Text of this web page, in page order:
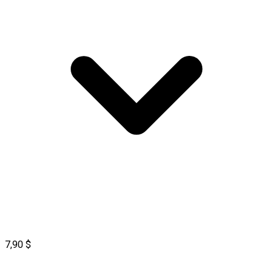
7,90 $